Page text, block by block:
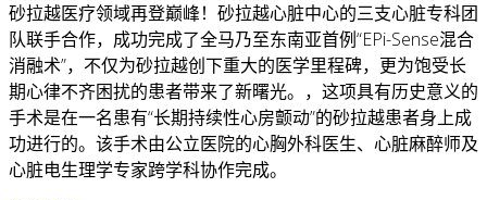
砂拉越医疗领域再登巅峰！砂拉越心脏中心的三支心脏专科团
队联手合作，成功完成了全马乃至东南亚首例“EPi-Sense混合
消融术”，不仅为砂拉越创下重大的医学里程碑，更为饱受长
期心律不齐困扰的患者带来了新曙光。 ，这项具有历史意义的
手术是在一名患有“长期持续性心房颤动”的砂拉越患者身上成
功进行的。该手术由公立医院的心胸外科医生、心脏麻醉师及
心脏电生理学专家跨学科协作完成。